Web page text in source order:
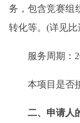
务，包含竞赛组
转化等。(详见比
服务周期：
本项目是否接
二、申请人的